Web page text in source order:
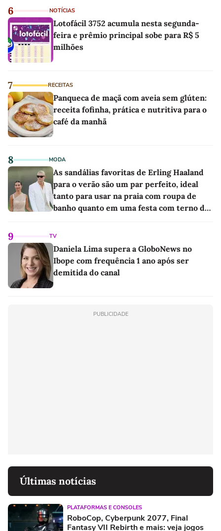
6 NOTÍCIAS
Lotofácil 3752 acumula nesta segunda-
feira e prêmio principal sobe para R$ 5
milhões
7 RECEITAS
Panqueca de maçã com aveia sem glúten:
receita fofinha, prática e nutritiva para o
café da manhã
8 MODA
As sandálias favoritas de Erling Haaland
para o verão são um par perfeito, ideal
tanto para usar na praia com roupa de
banho quanto em uma festa com terno de
9 TV
Daniela Lima supera a GloboNews no
Ibope com frequência 1 ano após ser
demitida do canal
PUBLICIDADE
Últimas notícias
PLATAFORMAS E CONSOLES
RoboCop, Cyberpunk 2077, Final
Fantasy VII Rebirth e mais: veja jogos